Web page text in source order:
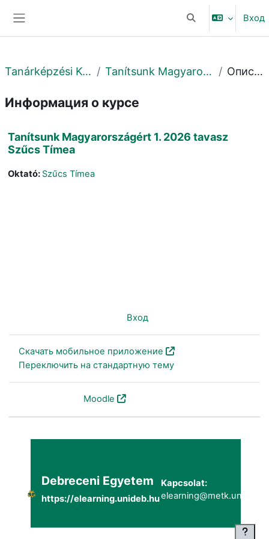
Изменить данные
Вход
Tanárképzési Központ Tanítsunk Magyarországért! Описание
Информация о курсе
Tanítsunk Magyarországért 1. 2026 tavasz
Szűcs Tímea
Oktató: Szűcs Tímea
Вход
Скачать мобильное приложение
Переключить на стандартную тему
Moodle
Debreceni Egyetem
https://elearning.unideb.hu
Kapcsolat: